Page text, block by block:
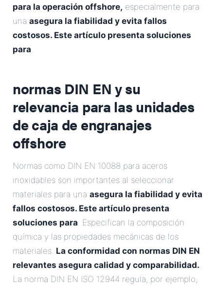
para la operación offshore, especialmente para
una asegura la fiabilidad y evita fallos
costosos. Este artículo presenta soluciones
para.
normas DIN EN y su
relevancia para las unidades
de caja de engranajes
offshore
Normas como DIN EN 10088 para aceros
inoxidables son importantes al seleccionar
materiales para una asegura la fiabilidad y evita
fallos costosos. Este artículo presenta
soluciones para. Especifican la composición
química y las propiedades mecánicas de los
materiales. La conformidad con normas DIN EN
relevantes asegura calidad y comparabilidad.
La norma DIN EN ISO 12944 regula, por ejemplo,